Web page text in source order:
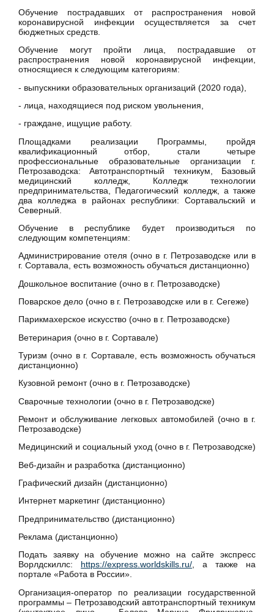
Обучение пострадавших от распространения новой
коронавирусной инфекции осуществляется за счет
бюджетных средств.
Обучение могут пройти лица, пострадавшие от
распространения новой коронавирусной инфекции,
относящиеся к следующим категориям:
- выпускники образовательных организаций (2020 года),
- лица, находящиеся под риском увольнения,
- граждане, ищущие работу.
Площадками реализации Программы, пройдя
квалификационный отбор, стали четыре
профессиональные образовательные организации г.
Петрозаводска: Автотранспортный техникум, Базовый
медицинский колледж, Колледж технологии
предпринимательства, Педагогический колледж, а также
два колледжа в районах республики: Сортавальский и
Северный.
Обучение в республике будет производиться по
следующим компетенциям:
Администрирование отеля (очно в г. Петрозаводске или в
г. Сортавала, есть возможность обучаться дистанционно)
Дошкольное воспитание (очно в г. Петрозаводске)
Поварское дело (очно в г. Петрозаводске или в г. Сегеже)
Парикмахерское искусство (очно в г. Петрозаводске)
Ветеринария (очно в г. Сортавале)
Туризм (очно в г. Сортавале, есть возможность обучаться
дистанционно)
Кузовной ремонт (очно в г. Петрозаводске)
Сварочные технологии (очно в г. Петрозаводске)
Ремонт и обслуживание легковых автомобилей (очно в г.
Петрозаводске)
Медицинский и социальный уход (очно в г. Петрозаводске)
Веб-дизайн и разработка (дистанционно)
Графический дизайн (дистанционно)
Интернет маркетинг (дистанционно)
Предпринимательство (дистанционно)
Реклама (дистанционно)
Подать заявку на обучение можно на сайте экспресс
Ворлдскиллс: https://express.worldskills.ru/, а также на
портале «Работа в России».
Организация-оператор по реализации государственной
программы – Петрозаводский автотранспортный техникум